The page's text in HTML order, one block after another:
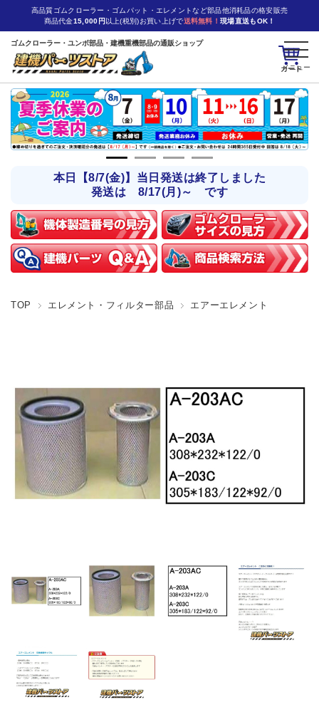
カート
高品質ゴムクローラー・ゴムパット・エレメントなど部品他消耗品の格安販売
商品代金15,000円 以上(税別)お買い上げで送料無料！ 現場直送もOK！
ゴムクローラー・ユンボ部品・建機重機部品の通販ショップ
本日【8/7(金)】当日発送は終了しました
発送は 8/17(月)～ です
TOP エレメント・フィルター部品 エアーエレメント